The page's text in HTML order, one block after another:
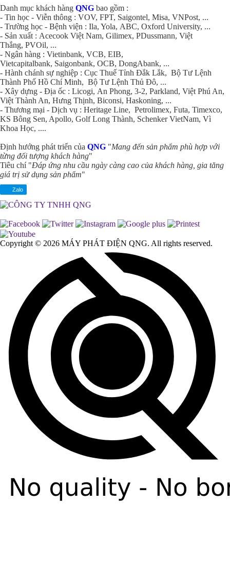
Danh mục khách hàng QNG bao gồm :
- Tin học - Viễn thông : VOV, FPT, Saigontel, Misa, VNPost, ...
- Trường học - Bệnh viện : Ila, Yola, ABC, Oxford University, ...
- Sản xuất : Acecook Việt Nam, Gilimex, PDussmann, Việt
Thắng, PVOil, ...
- Ngân hàng : Vietinbank, VCB, EIB,
Vietcapitalbank, Saigonbank, OCB, DongAbank, ...
- Hành chánh sự nghiệp : Cục Thuế Tỉnh Đắk Lắk, Bộ Tư Lệnh
Thành Phố Hồ Chí Minh, Bộ Tư Lệnh Thủ Đô, ...
- Xây dựng - Địa ốc : Licogi, An Phong, 3-2, Parkland, Việt Phú An,
Việt Thành An, Hưng Thịnh, Biconsi, Haskoning, ...
- Thương mại - Dịch vụ : Heritage Line, Petrolimex, Futa, Timexco,
KS Bông Sen, Apollo, Golf Long Thành, Schenker VietNam, Vì
Khoa Học, ....
Định hướng phát triển của QNG "Mang đến sản phẩm phù hợp với
từng đối tượng khách hàng"
Tiêu chí "Đáp ứng nhu cầu ngày càng cao của khách hàng, gia tăng
giá trị sử dụng sản phẩm"
Zalo
Copyright © 2026 MÁY PHÁT ĐIỆN QNG. All rights reserved.